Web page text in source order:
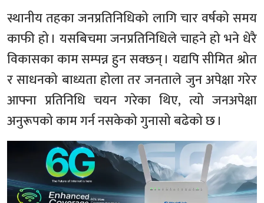
स्थानीय तहका जनप्रतिनिधिको लागि चार वर्षको समय
काफी हो । यसबिचमा जनप्रतिनिधिले चाहने हो भने धेरै
विकासका काम सम्पन्न हुन सक्छन् । यद्यपि सीमित श्रोत
र साधनको बाध्यता होला तर जनताले जुन अपेक्षा गरेर
आफ्ना प्रतिनिधि चयन गरेका थिए, त्यो जनअपेक्षा
अनुरूपको काम गर्न नसकेको गुनासो बढेको छ ।